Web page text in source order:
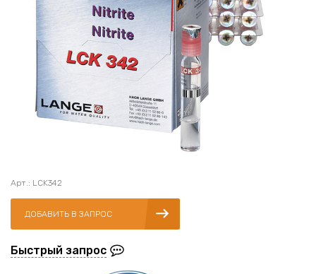
Арт.: LCK342
ДОБАВИТЬ В ЗАПРОС
Быстрый запрос